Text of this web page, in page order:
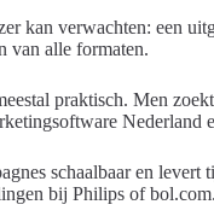
kan verwachten: een
van alle formaten.
praktisch. Men
Nederland
schaalbaar en levert
bij Philips of bol.com.